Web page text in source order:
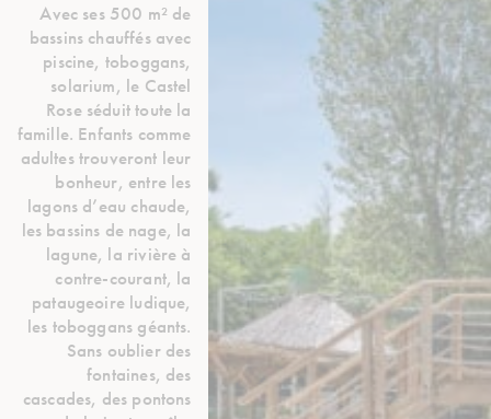
Avec ses 500 m² de
bassins chauffés avec
piscine, toboggans,
solarium, le Castel
Rose séduit toute la
famille. Enfants comme
adultes trouveront leur
bonheur, entre les
lagons d’eau chaude,
les bassins de nage, la
lagune, la rivière à
contre-courant, la
pataugeoire ludique,
les toboggans géants.
Sans oublier des
fontaines, des
cascades, des pontons